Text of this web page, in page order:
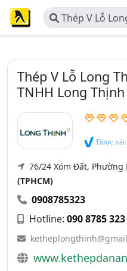
Thép V Lỗ
Công Ty TNHH
Thép V Lỗ Long
TNHH Long Thịnh
Được
76/24 Xóm Đất, Phường
(TPHCM)
0908785323
Hotline: 090 8785 323